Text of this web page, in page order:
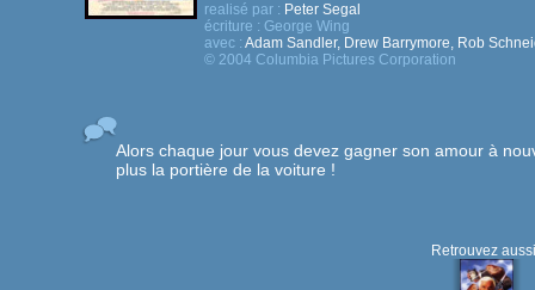
realisé par : Peter Segal
écriture : George Wing
avec : Adam Sandler, Drew Barrymore, Rob
© 2004 Columbia Pictures Corporation
Alors chaque jour vous devez gagner son amour à
plus la portière de la voiture !
Retrouvez